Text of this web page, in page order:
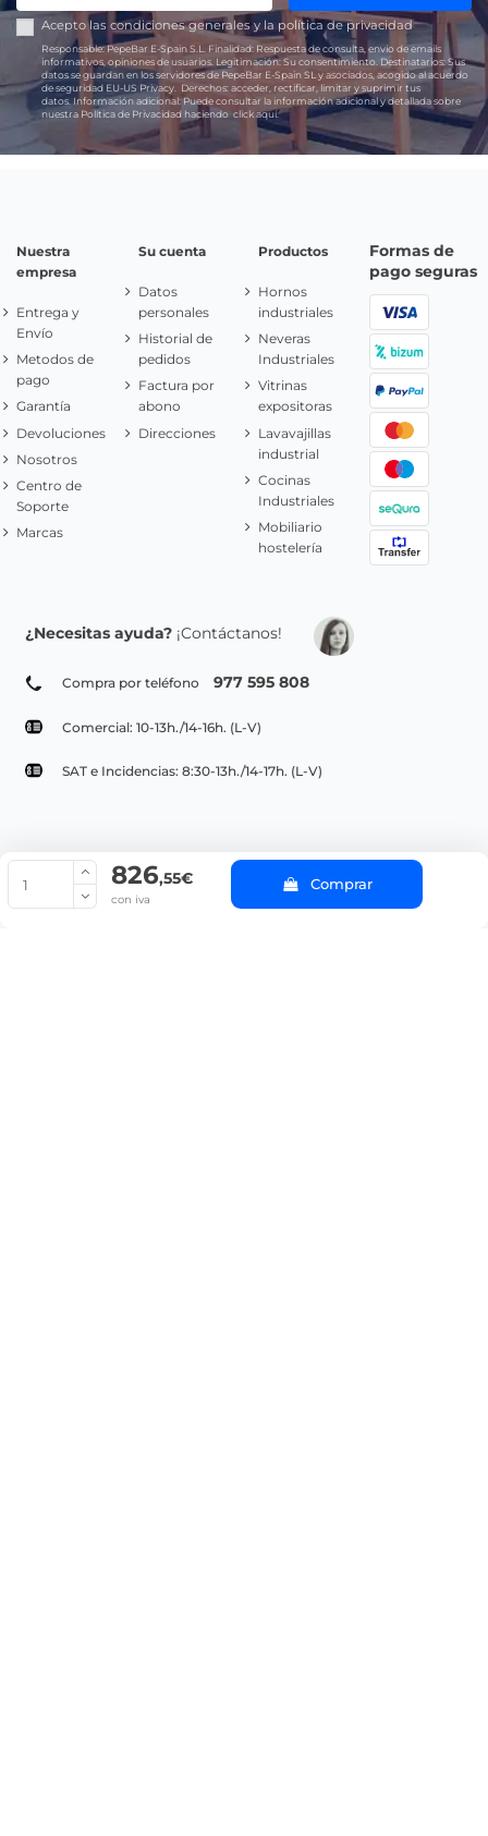
826,55€
con iva
Comprar
Acepto las condiciones generales y lapolítica de privacidad
Responsable:PepeBar E-Spain S.L. Finalidad: Respuesta de consulta, envío de emails
informativos, opiniones de usuarios. Legitimación: Su consentimiento. Destinatarios: Sus
datos se guardan en los servidores de PepeBar E-Spain SL y asociados, acogido al acuerdo
de seguridad EU-US Privacy.
Derechos: acceder, rectificar, limitar y suprimir tus
datos. Información adicional:Puede consultar la información adicional y detallada sobre
nuestra Política de Privacidad haciendoclick aquí.
Nuestra
empresa
Entrega y
Envío
Metodos de
pago
Garantía
Devoluciones
Nosotros
Centro de
Soporte
Marcas
Su cuenta
Datos
personales
Historial de
pedidos
Factura por
abono
Direcciones
Productos
Hornos
industriales
Neveras
Industriales
Vitrinas
expositoras
Lavavajillas
industrial
Cocinas
Industriales
Mobiliario
hostelería
Formas de
pago seguras
¿Necesitas ayuda? ¡Contáctanos!
Compra por teléfono 977 595 808
Comercial: 10-13h./14-16h. (L-V)
SAT e Incidencias: 8:30-13h./14-17h. (L-V)
© Copyright 2022 PepeBar.com |
Aviso legal y
Condiciones generales de compra |